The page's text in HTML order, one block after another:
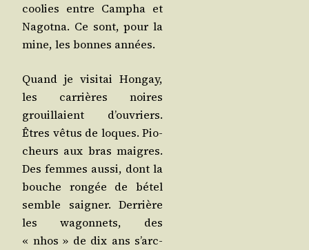
coo­lies entre Cam­pha et
Nagot­na. Ce sont, pour la
mine, les bonnes années.
Quand je visi­tai Hon­gay,
les car­rières noires
grouillaient d’ou­vriers.
Êtres vêtus de loques. Pio­
cheurs aux bras maigres.
Des femmes aus­si, dont la
bouche ron­gée de bétel
semble sai­gner. Der­rière
les wagon­nets, des
« nhos » de dix ans s’arc-